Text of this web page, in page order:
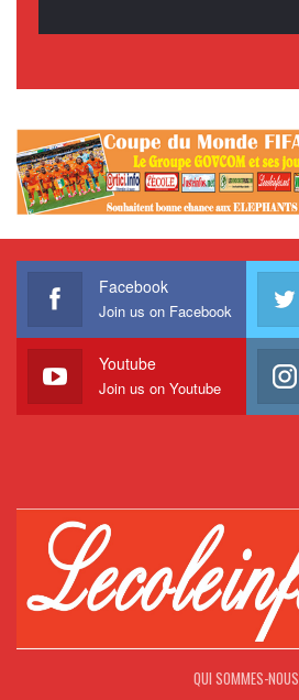
Facebook
Join us on Facebook
Youtube
Join us on Youtube
QUI SOMMES-NOUS